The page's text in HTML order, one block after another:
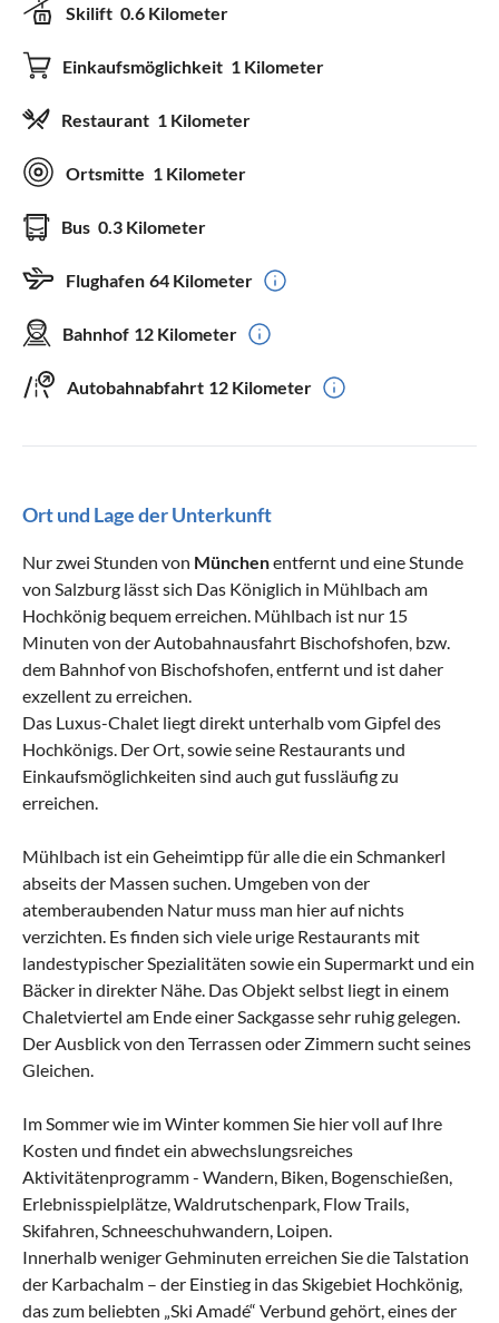
Skilift 0.6 Kilometer
Einkaufsmöglichkeit 1 Kilometer
Restaurant 1 Kilometer
Ortsmitte 1 Kilometer
Bus 0.3 Kilometer
Flughafen 64 Kilometer
Bahnhof 12 Kilometer
Autobahnabfahrt 12 Kilometer
Ort und Lage der Unterkunft
Nur zwei Stunden von Münchenentfernt und eine Stunde
von Salzburg lässt sich Das Königlich in Mühlbach am
Hochkönig bequem erreichen. Mühlbach ist nur 15
Minuten von der Autobahnausfahrt Bischofshofen, bzw.
dem Bahnhof von Bischofshofen, entfernt und ist daher
exzellent zu erreichen.
Das Luxus-Chalet liegt direkt unterhalb vom Gipfel des
Hochkönigs. Der Ort, sowie seine Restaurants und
Einkaufsmöglichkeiten sind auch gut fussläufig zu
erreichen.
Mühlbach ist ein Geheimtipp für alle die ein Schmankerl
abseits der Massen suchen. Umgeben von der
atemberaubenden Natur muss man hier auf nichts
verzichten. Es finden sich viele urige Restaurants mit
landestypischer Spezialitäten sowie ein Supermarkt und ein
Bäcker in direkter Nähe. Das Objekt selbst liegt in einem
Chaletviertel am Ende einer Sackgasse sehr ruhig gelegen.
Der Ausblick von den Terrassen oder Zimmern sucht seines
Gleichen.
Im Sommer wie im Winter kommen Sie hier voll auf Ihre
Kosten und findet ein abwechslungsreiches
Aktivitätenprogramm - Wandern, Biken, Bogenschießen,
Erlebnisspielplätze, Waldrutschenpark, Flow Trails,
Skifahren, Schneeschuhwandern, Loipen.
Innerhalb weniger Gehminuten erreichen Sie die Talstation
der Karbachalm – der Einstieg in das Skigebiet Hochkönig,
das zum beliebten „Ski Amadé“ Verbund gehört, eines der